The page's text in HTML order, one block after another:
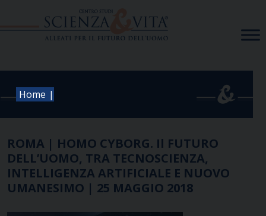
Home |
ROMA | HOMO CYBORG. Il FUTURO
DELL’UOMO, TRA TECNOSCIENZA,
INTELLIGENZA ARTIFICIALE E NUOVO
UMANESIMO | 25 MAGGIO 2018